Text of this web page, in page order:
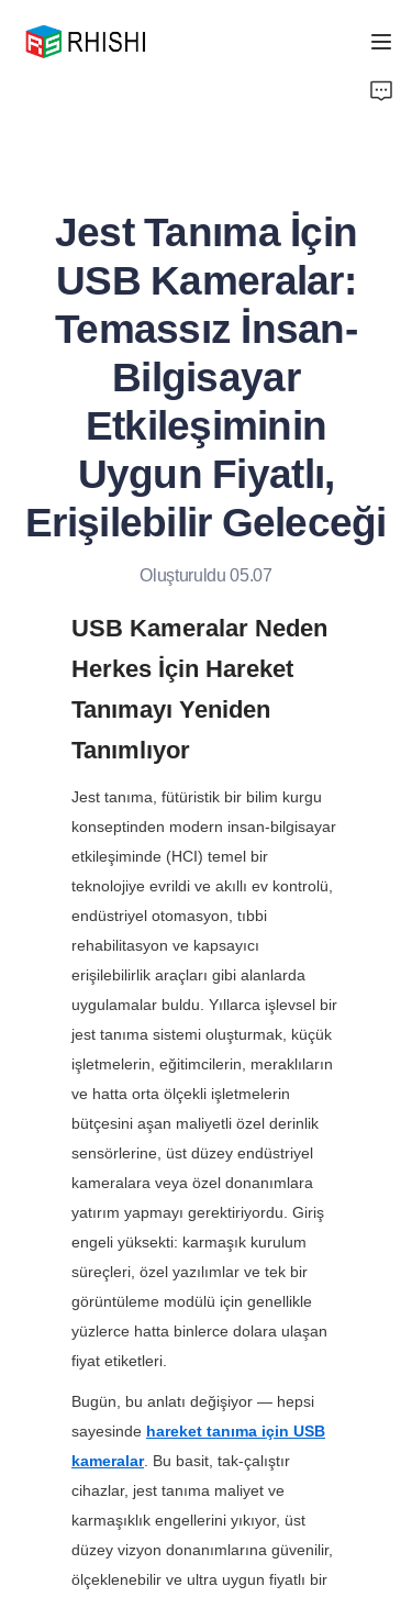
Jest Tanıma İçin
USB Kameralar:
Temassız İnsan-
Bilgisayar
Etkileşiminin
Uygun Fiyatlı,
Erişilebilir Geleceği
Oluşturuldu 05.07
USB Kameralar Neden
Herkes İçin Hareket
Tanımayı Yeniden
Tanımlıyor
Jest tanıma, fütüristik bir bilim kurgu
konseptinden modern insan-bilgisayar
etkileşiminde (HCI) temel bir
teknolojiye evrildi ve akıllı ev kontrolü,
endüstriyel otomasyon, tıbbi
rehabilitasyon ve kapsayıcı
erişilebilirlik araçları gibi alanlarda
uygulamalar buldu. Yıllarca işlevsel bir
jest tanıma sistemi oluşturmak, küçük
işletmelerin, eğitimcilerin, meraklıların
ve hatta orta ölçekli işletmelerin
bütçesini aşan maliyetli özel derinlik
sensörlerine, üst düzey endüstriyel
kameralara veya özel donanımlara
yatırım yapmayı gerektiriyordu. Giriş
engeli yüksekti: karmaşık kurulum
süreçleri, özel yazılımlar ve tek bir
görüntüleme modülü için genellikle
yüzlerce hatta binlerce dolara ulaşan
fiyat etiketleri.
Bugün, bu anlatı değişiyor — hepsi
sayesinde hareket tanıma için USB
kameralar. Bu basit, tak-çalıştır
cihazlar, jest tanıma maliyet ve
karmaşıklık engellerini yıkıyor, üst
düzey vizyon donanımlarına güvenilir,
ölçeklenebilir ve ultra uygun fiyatlı bir
About Us
News
Support